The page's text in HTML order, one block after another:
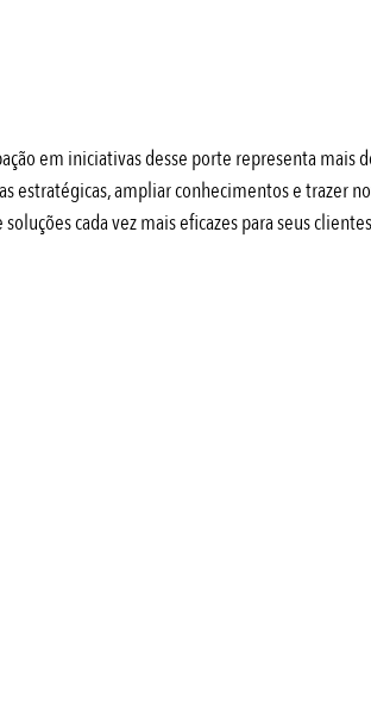
em iniciativas desse porte representa
estratégicas, ampliar conhecimentos e trazer
cada vez mais eficazes para seus